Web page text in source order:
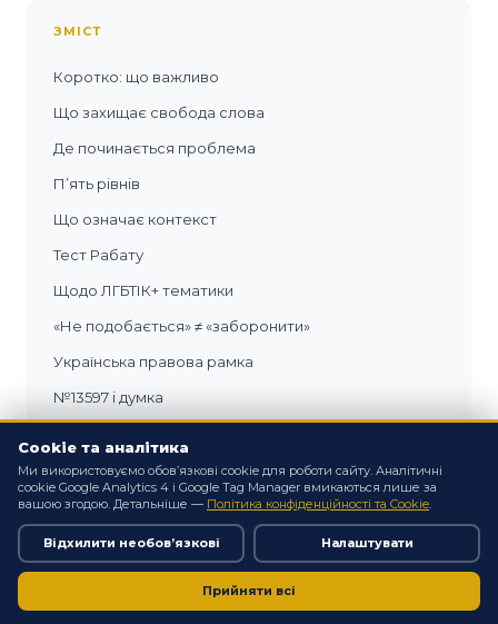
ЗМІСТ
Коротко: що важливо
Що захищає свобода слова
Де починається проблема
Пʼять рівнів
Що означає контекст
Тест Рабату
Щодо ЛГБТІК+ тематики
«Не подобається» ≠ «заборонити»
Українська правова рамка
№13597 і думка
Головне
Поширені запитання
Cookie та аналітика
Ми використовуємо обов’язкові cookie для роботи сайту. Аналітичні
cookie Google Analytics 4 і Google Tag Manager вмикаються лише за
вашою згодою. Детальніше — Політика конфіденційності та Cookie.
Відхилити необов’язкові Налаштувати
Прийняти всі